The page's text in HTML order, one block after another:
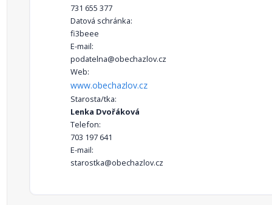
731 655 377
Datová schránka:
fi3beee
E-mail:
podatelna@obechazlov.cz
Web:
www.obechazlov.cz
Starosta/tka:
Lenka Dvořáková
Telefon:
703 197 641
E-mail:
starostka@obechazlov.cz